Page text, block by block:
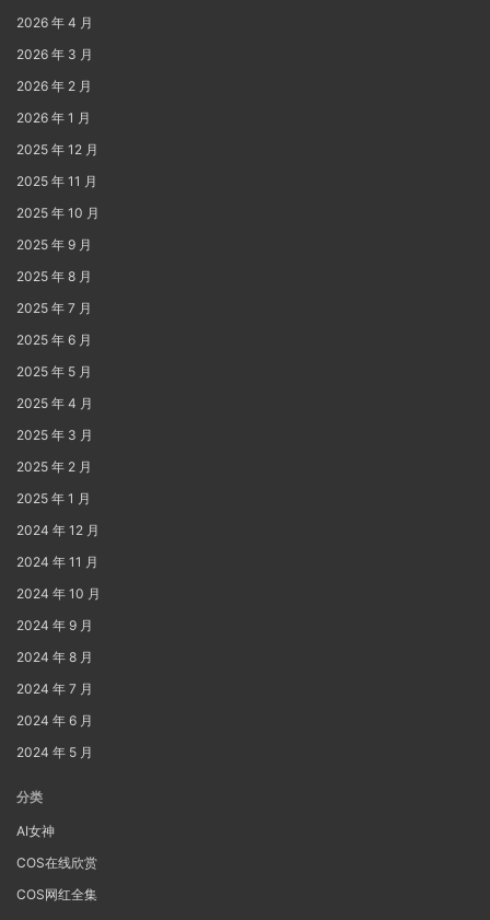
2026 年 4 月
2026 年 3 月
2026 年 2 月
2026 年 1 月
2025 年 12 月
2025 年 11 月
2025 年 10 月
2025 年 9 月
2025 年 8 月
2025 年 7 月
2025 年 6 月
2025 年 5 月
2025 年 4 月
2025 年 3 月
2025 年 2 月
2025 年 1 月
2024 年 12 月
2024 年 11 月
2024 年 10 月
2024 年 9 月
2024 年 8 月
2024 年 7 月
2024 年 6 月
2024 年 5 月
分类
AI女神
COS在线欣赏
COS网红全集